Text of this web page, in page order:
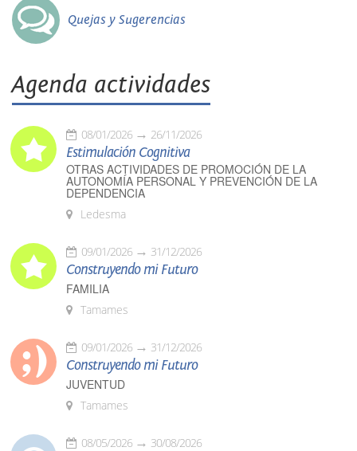
Quejas y Sugerencias
Agenda actividades
08/01/2026 26/11/2026
Estimulación Cognitiva
OTRAS ACTIVIDADES DE PROMOCIÓN DE LA
AUTONOMÍA PERSONAL Y PREVENCIÓN DE LA
DEPENDENCIA
Ledesma
09/01/2026 31/12/2026
Construyendo mi Futuro
FAMILIA
Tamames
09/01/2026 31/12/2026
Construyendo mi Futuro
JUVENTUD
Tamames
08/05/2026 30/08/2026